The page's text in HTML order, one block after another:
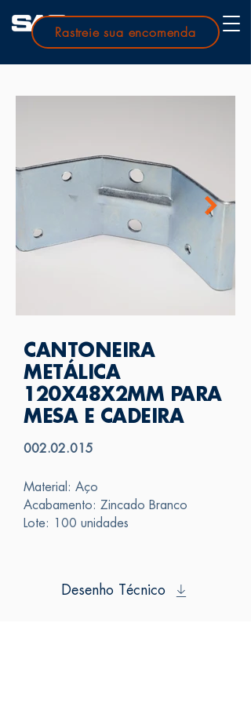
Rastreie sua encomenda
CANTONEIRA
METÁLICA
120X48X2MM PARA
MESA E CADEIRA
002.02.015
Material: Aço
Acabamento: Zincado Branco
Lote: 100 unidades
Desenho Técnico